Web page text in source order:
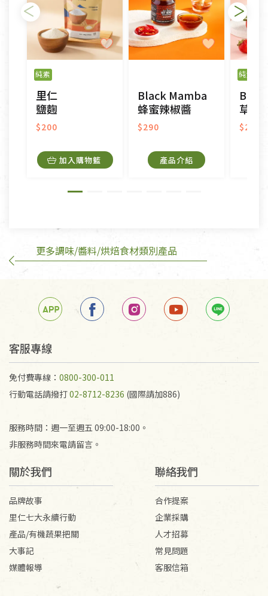
不適用七天鑑賞期商品：
以數位或電磁紀錄形式儲存之商品、易於變質或損壞
之商品、以及性質上無法或不適合退換之商品：如
CD、VCD、DVD、電腦軟體，若產品瑕疵無法讀取僅
接受原片換新。
衣飾鞋類-如T恤，如於送達後水洗或污損者。
美容保養用品、內衣褲、襪子、口罩等私人消耗性產
內衣褲、襪子、口罩個人衛生用品除商品本身有瑕疵
外,依據《通訊交易解除權合理例外情事適用準
不在此限。
訂購手抄稿退貨需知：
手抄稿進行退貨時，請務必保持原包裝方式及使用原
若未保持原包裝方式或未使用原箱退回，導致書籍有
任何折損、磨損、污損或凹角，將不接受退貨，也不
不接受退貨之手抄稿，為敬重法寶故，里仁網購無法
代為結緣處理等。 若需將手抄稿寄還給消費者，因而
產生的運費100元/箱將由消費者負擔。
純素
里仁
鹽麴
$200
加入購物籃
Black Mamba
蜂蜜辣椒醬
$290
產品介紹
純素
草莓
$290
更多調味/醬料/烘焙食材類別產品
客服專線
免付費專線： 0800-300-011
行動電話請撥打02-8712-8236 (國際請加886)
服務時間：週一至週五 09:00-18:00。
非服務時間來電請留言。
關於我們
品牌故事
里仁七大永續行動
產品/有機蔬果把關
大事記
媒體報導
聯絡我們
合作提案
企業採購
人才招募
常見問題
客服信箱